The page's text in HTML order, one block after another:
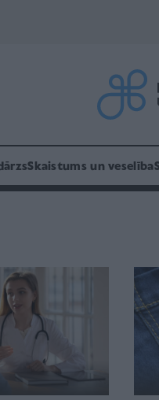
Skaistums un veselība